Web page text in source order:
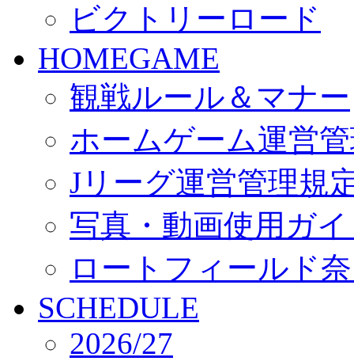
ビクトリーロード
HOMEGAME
観戦ルール＆マナー
ホームゲーム運営
Jリーグ運営管理規
写真・動画使用ガ
ロートフィールド
SCHEDULE
2026/27